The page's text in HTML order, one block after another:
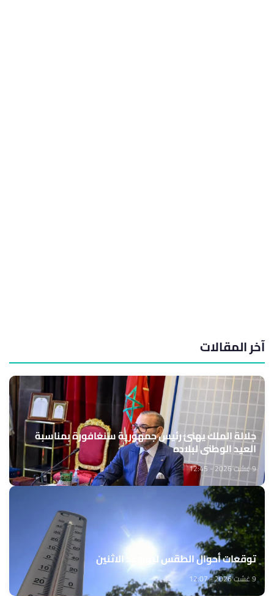
آخر المقالات
جلالة الملك يهنئ رئيس جمهورية سنغافورة بمناسبة
العيد الوطني لبلاده
9 غشت 2026 - 12:45
توقعات أحوال الطقس ليوم غد الاثنين
9 غشت 2026 - 12:07